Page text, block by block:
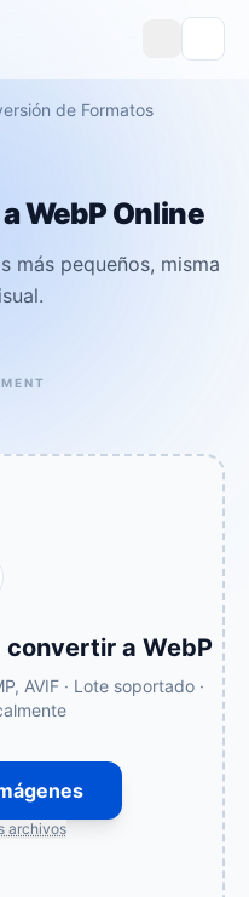
de Formatos
WebP Online
más pequeños, misma
convertir a WebP
AVIF · Lote soportado ·
archivos